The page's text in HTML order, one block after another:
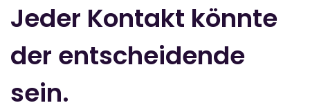
Jeder Kontakt könnte
der entscheidende
sein.